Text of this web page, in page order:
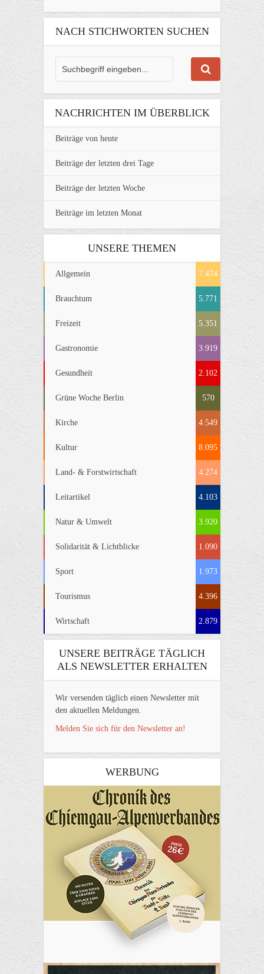
NACH STICHWORTEN SUCHEN
NACHRICHTEN IM ÜBERBLICK
Beiträge von heute
Beiträge der letzten drei Tage
Beiträge der letzten Woche
Beiträge im letzten Monat
UNSERE THEMEN
Allgemein 7.474
Brauchtum 5.771
Freizeit 5.351
Gastronomie 3.919
Gesundheit 2.102
Grüne Woche Berlin 570
Kirche 4.549
Kultur 8.095
Land- & Forstwirtschaft 4.274
Leitartikel 4.103
Natur & Umwelt 3.920
Solidarität & Lichtblicke 1.090
Sport 1.973
Tourismus 4.396
Wirtschaft 2.879
UNSERE BEITRÄGE TÄGLICH
ALS NEWSLETTER ERHALTEN
Wir versenden täglich einen Newsletter mit
den aktuellen Meldungen.
Melden Sie sich für den Newsletter an!
WERBUNG